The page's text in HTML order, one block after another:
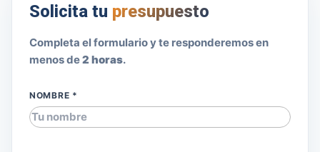
Solicita tu presupuesto
Completa el formulario y te responderemos en
menos de2 horas.
NOMBRE *